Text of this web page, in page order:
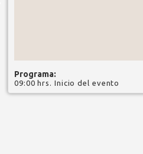
Programa:
09:00 hrs. Inicio del evento